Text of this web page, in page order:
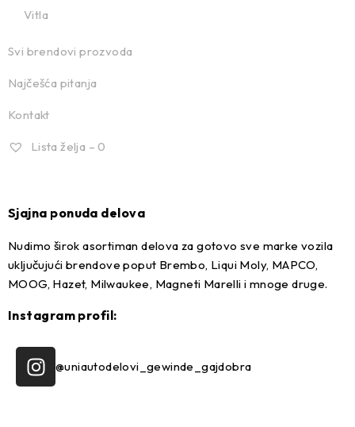
Vitla
Svi brendovi prozvoda
Najčešća pitanja
Kontakt
Lista želja – 0
Sjajna ponuda delova
Nudimo širok asortiman delova za gotovo sve marke vozila
uključujući brendove poput Brembo, Liqui Moly, MAPCO,
MOOG, Hazet, Milwaukee, Magneti Marelli i mnoge druge.
Instagram profil:
@uniautodelovi_gewinde_gajdobra